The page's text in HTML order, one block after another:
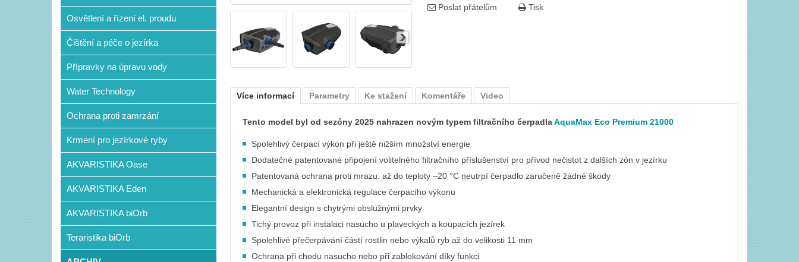
Poslat přátelům Tisk
Více informací Parametry Ke stažení Komentáře Video
Tento model byl od sezóny 2025 nahrazen novým typem filtračního čerpadlaAquaMax Eco Premium 21000
Spolehlivý čerpací výkon při ještě nižším množství energie
Dodatečné patentované připojení volitelného filtračního příslušenství pro přívod nečistot z dalších zón v jezírku
Patentovaná ochrana proti mrazu: až do teploty –20 °C neutrpí čerpadlo zaručeně žádné škody
Mechanická a elektronická regulace čerpacího výkonu
Elegantní design s chytrými obslužnými prvky
Tichý provoz při instalaci nasucho u plaveckých a koupacích jezírek
Spolehlivé přečerpávání částí rostlin nebo výkalů ryb až do velikosti 11 mm
Ochrana při chodu nasucho nebo při zablokování díky funkci
Osvětlení a řízení el. proudu
Čištění a péče o jezírka
Přípravky na úpravu vody
Water Technology
Ochrana proti zamrzání
Krmení pro jezírkové ryby
AKVARISTIKA Oase
AKVARISTIKA Eden
AKVARISTIKA biOrb
Teraristika biOrb